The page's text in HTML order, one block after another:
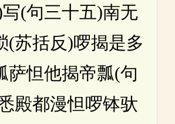
(句三十五)南无
(苏括反)啰揭是多
萨怛他揭帝瓢(句
殿都漫怛啰钵驮